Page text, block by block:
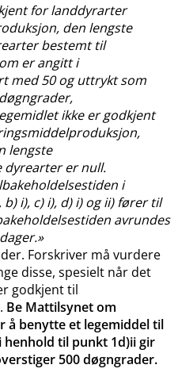
for landdyrarter
den lengste
bestemt til
er angitt i
med 50 og uttrykt som
ikke er godkjent
lengste
dyrearter er null.
i
i), c) i), d) i) og ii) fører til
avrundes
Forskriver må vurdere
disse, spesielt når det
godkjent til
Be Mattilsynet om
å benytte et legemiddel til
til punkt 1d)ii gir
500 døgngrader.